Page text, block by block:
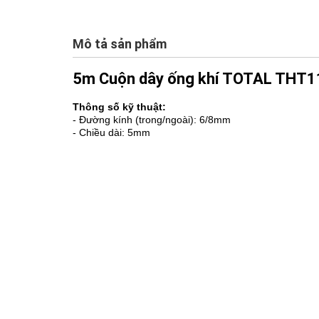
Mô tả sản phẩm
5m Cuộn dây ống khí TOTAL
Thông số kỹ thuật:
- Đường kính (trong/ngoài): 6/8mm
- Chiều dài: 5mm